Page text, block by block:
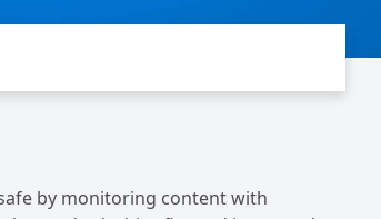
by monitoring content with